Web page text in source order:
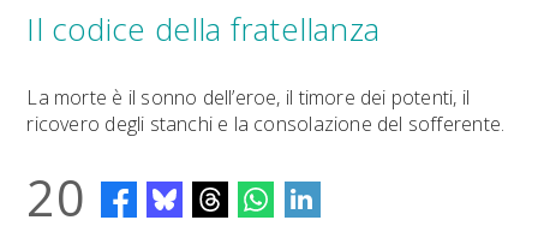
STRANIMONDI LUCCA COMICS & GAMES ODISSEA CHRIS MCKENNA
DESTIN DANIEL CRETTON ERIK SOMMERS
Il codice della fratellanza
La morte è il sonno dell’eroe, il timore dei potenti, il
ricovero degli stanchi e la consolazione del sofferente.
20